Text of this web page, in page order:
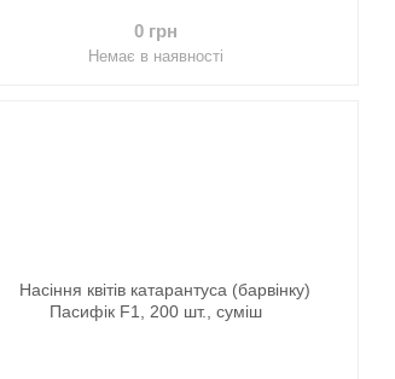
0 грн
Немає в наявності